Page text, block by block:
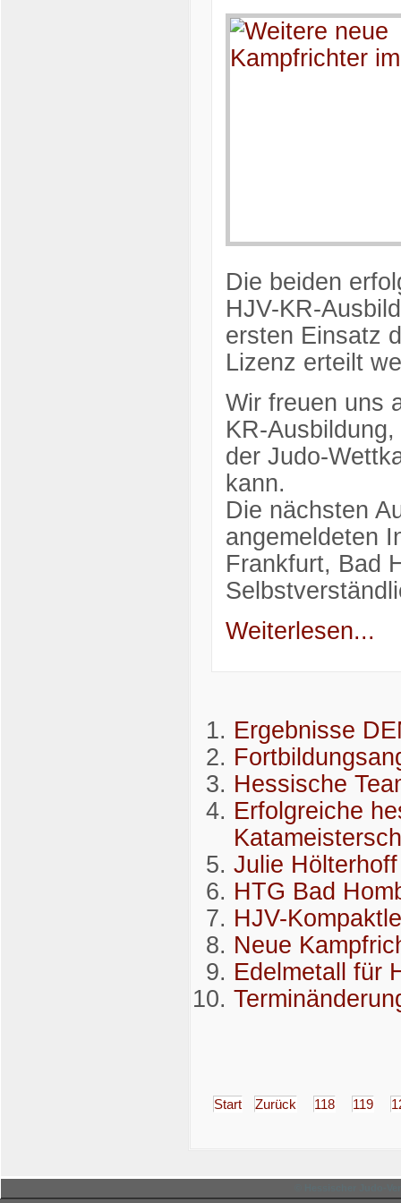
Die beiden
HJV-KR-
ersten Einsatz
Lizenz erteilt
Wir freuen uns
KR-
der Judo-
kann.
Die nächsten
angemeldeten
Frankfurt, Bad
Weiterlesen...
Ergebnisse
Hessische
Erfolgreiche
Julie
HTG Bad
HJV-
Neue
Edelmetall für
Start Zurück 118 119